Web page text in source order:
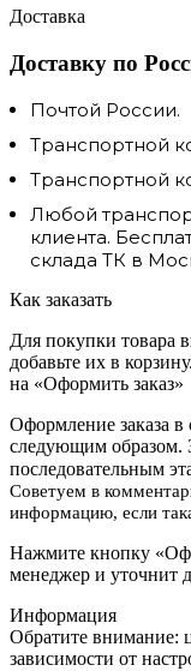
Доставка
Доставку по
Почтой России.
Транспортной
Транспортной
Любой
клиента.
склада ТК в
Как заказать
Для покупки товара
добавьте их в
на «Оформить заказ»
Оформление заказа
следующим образом.
последовательным
Советуем в
информацию, если
Нажмите кнопку
менеджер и уточнит
Информация
Обратите внимание:
зависимости от